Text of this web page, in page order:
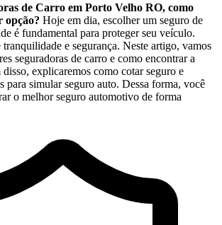
de Carro em Porto Velho RO, como
opção? Hoje em dia, escolher um seguro de
é fundamental para proteger seu veículo.
e segurança. Neste artigo, vamos
seguradoras de carro e como encontrar a
explicaremos como cotar seguro e
para simular seguro auto. Dessa forma, você
o melhor seguro automotivo de forma